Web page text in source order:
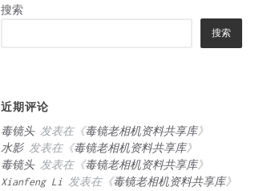
搜索
搜索
近期评论
毒镜头发表在《毒镜老相机资料共享库》
水影发表在《毒镜老相机资料共享库》
毒镜头发表在《毒镜老相机资料共享库》
Xianfeng Li 发表在《毒镜老相机资料共享库》